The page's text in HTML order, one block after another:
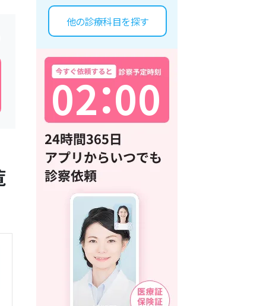
他の診療科目を探す
02：
00